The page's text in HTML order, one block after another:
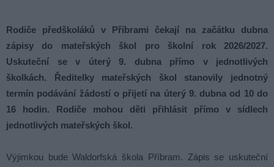
Rodiče předškoláků v Příbrami čekají na začátku dubna
zápisy do mateřských škol pro školní rok 2026/2027.
Uskuteční se v úterý 9. dubna přímo v jednotlivých
školkách. Ředitelky mateřských škol stanovily jednotný
termín podávání žádostí o přijetí na úterý 9. dubna od 10 do
16 hodin. Rodiče mohou děti přihlásit přímo v sídlech
jednotlivých mateřských škol.
Výjimkou bude Waldorfská škola Příbram. Zápis se uskuteční